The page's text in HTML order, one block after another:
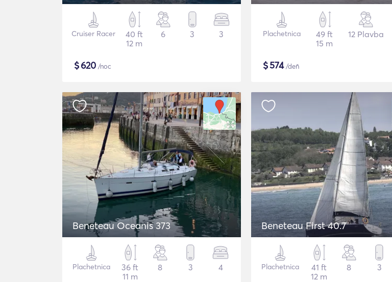
Cruiser Racer
40 ft
12 m
6 3 3
$620 /noc
Plachetnica
49 ft
15 m
12 Plavba
$574/deň
Beneteau Oceanis 373
Plachetnica
36 ft
11 m
8 3 4
Beneteau First 40.7
Plachetnica
41 ft
12 m
8 3